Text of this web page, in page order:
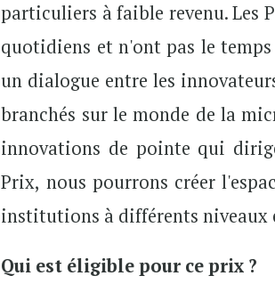
particuliers à faible revenu. Les
quotidiens et n'ont pas le
un dialogue entre les
branchés sur le monde de la
innovations de pointe qui
Prix, nous pourrons créer
institutions à différents niveaux
Qui est éligible pour ce prix ?